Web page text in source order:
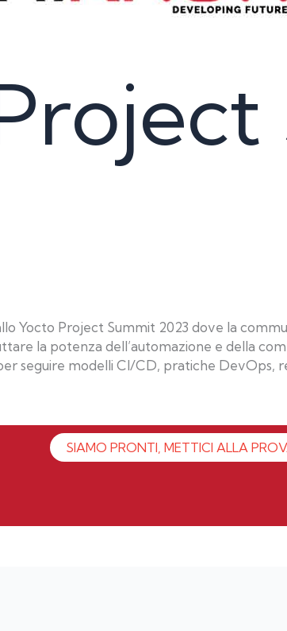
Yocto Project Summit 2023 dove la
la potenza dell’automazione e della
seguire modelli CI/CD, pratiche DevOps,
SIAMO PRONTI, METTICI ALLA